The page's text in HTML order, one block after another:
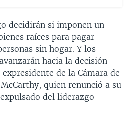
decidirán si imponen un
raíces para pagar
sin hogar. Y los
hacia la decisión
de la Cámara de
quien renunció a su
del liderazgo